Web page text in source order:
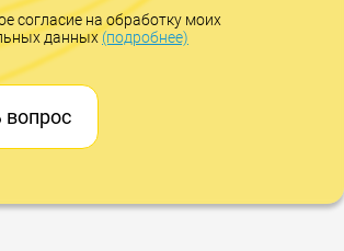
согласие на обработку моих
данных(подробнее)
вопрос